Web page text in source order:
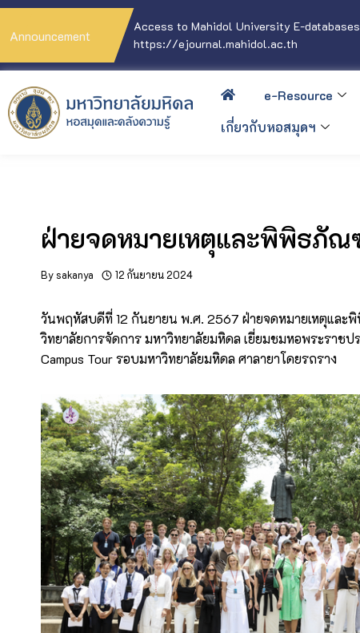
Announcement
Access to Mahidol University E-
https://ejournal.mahidol.ac.th
e-Resource
เกี่ยวกับหอสมุดฯ
ฝ่ายจดหมายเหตุและพิพิธภัณ
By sakanya 12 กันยายน 2024
วันพฤหัสบดีที่ 12 กันยายน พ.ศ. 2567 ฝ่ายจดหมายเหตุแล
วิทยาลัยการจัดการ มหาวิทยาลัยมหิดล เยี่ยมชมหอพระราช
Campus Tour รอบมหาวิทยาลัยมหิดล ศาลายาโดยรถราง